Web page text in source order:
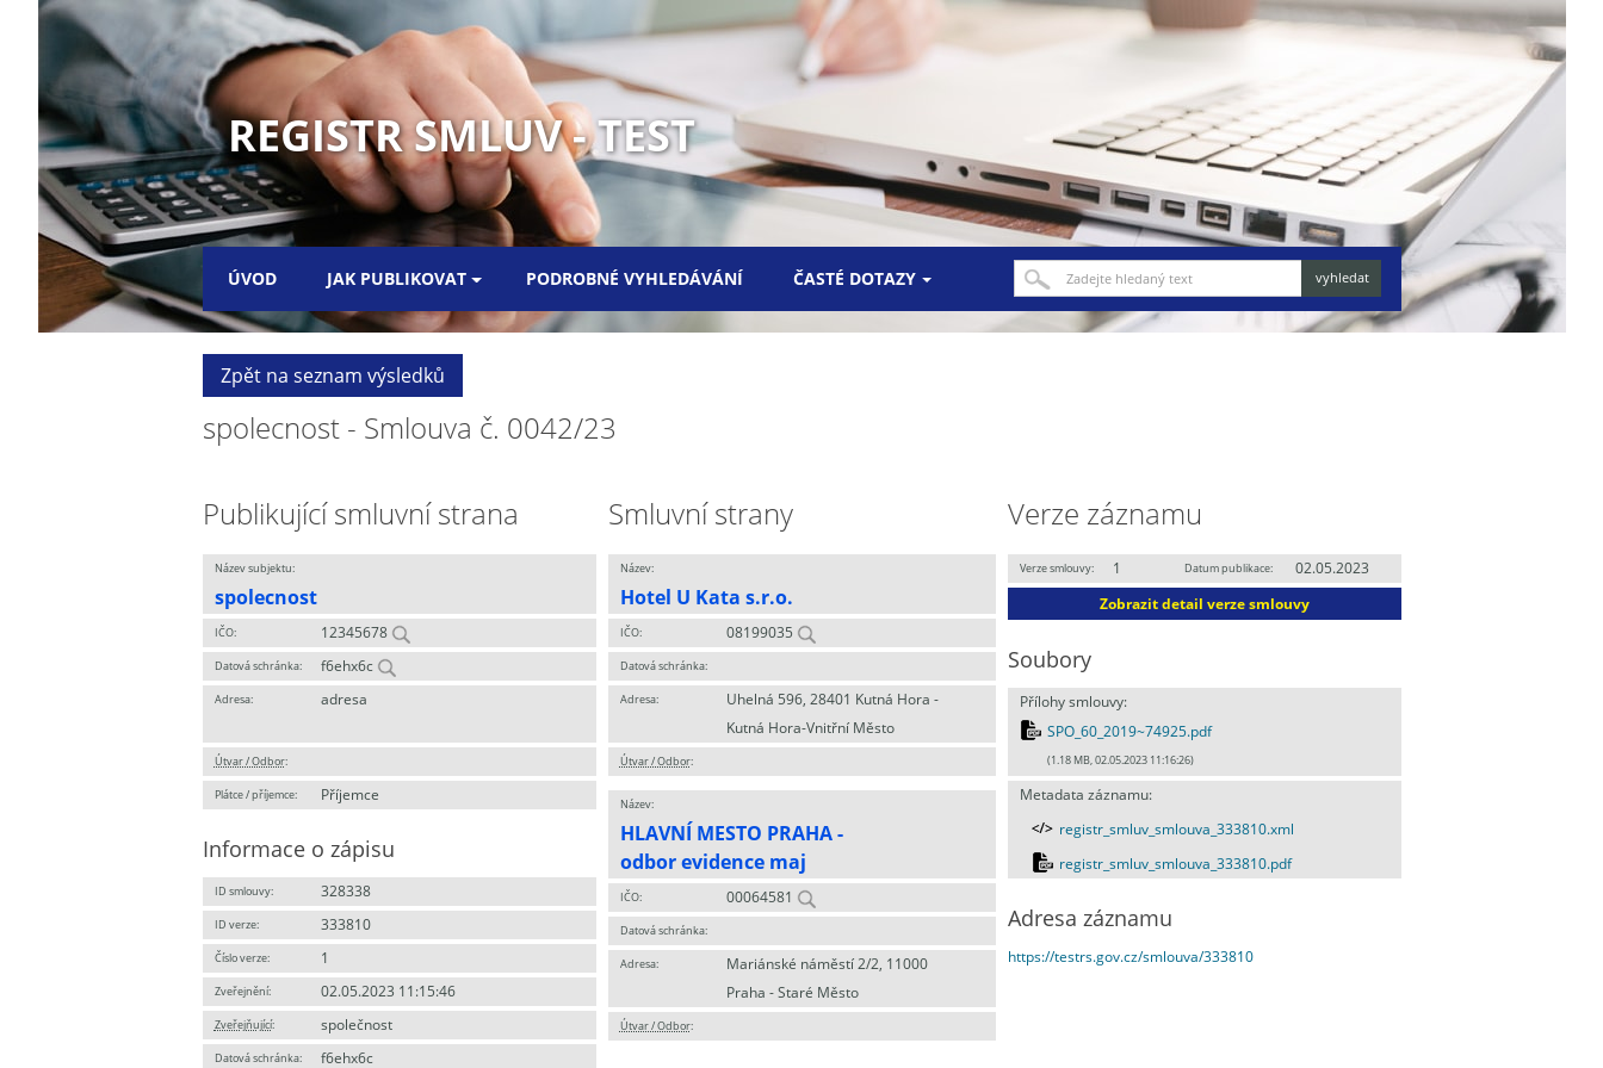
REGISTR SMLUV - TEST
ÚVOD JAK PUBLIKOVAT PODROBNÉ VYHLEDÁVÁNÍ ČASTÉ DOTAZY
Zpět na seznam výsledků
spolecnost - Smlouva č. 0042/23
Publikující smluvní strana
Název subjektu:
spolecnost
IČO: 12345678
Datová schránka: f6ehx6c
Adresa: adresa
Útvar / Odbor:
Plátce / příjemce: Příjemce
Informace o zápisu
ID smlouvy: 328338
ID verze: 333810
Číslo verze: 1
Zveřejnění: 02.05.2023 11:15:46
Zveřejňující: společnost
Datová schránka: f6ehx6c
Smluvní strany
Název:
Hotel U Kata s.r.o.
IČO: 08199035
Datová schránka:
Adresa:
Uhelná 596, 28401 Kutná Hora -
Kutná Hora-Vnitřní Město
Útvar / Odbor:
Název:
HLAVNÍ MESTO PRAHA -
odbor evidence maj
IČO: 00064581
Datová schránka:
Adresa:
Mariánské náměstí 2/2, 11000
Praha - Staré Město
Útvar / Odbor:
Verze záznamu
Verze smlouvy: 1 Datum publikace:
02.05.2023
Zobrazit detail verze smlouvy
Soubory
Přílohy smlouvy:
SPO_60_2019~74925.pdf
(1.18 MB, 02.05.2023 11:16:26)
Metadata záznamu:
registr_smluv_smlouva_333810.xml
registr_smluv_smlouva_333810.pdf
Adresa záznamu
https://testrs.gov.cz/smlouva/333810